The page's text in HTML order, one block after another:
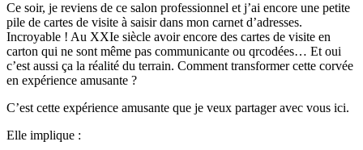
Ce soir, je reviens de ce salon professionnel et j’ai encore une petite
pile de cartes de visite à saisir dans mon carnet d’adresses.
Incroyable ! Au XXIe siècle avoir encore des cartes de visite en
carton qui ne sont même pas communicante ou qrcodées… Et oui
c’est aussi ça la réalité du terrain. Comment transformer cette corvée
en expérience amusante ?
C’est cette expérience amusante que je veux partager avec vous ici.
Elle implique :